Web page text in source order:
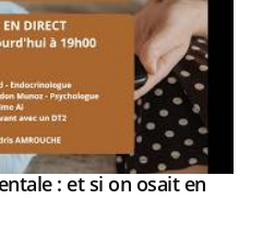
: et si on osait en